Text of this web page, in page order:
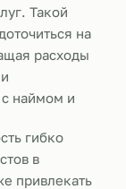
Такой
на
расходы
наймом и
гибко
в
привлекать